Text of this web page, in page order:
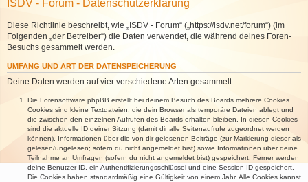
ISDV - Forum - Datenschutzerklärung
Diese Richtlinie beschreibt, wie „ISDV - Forum“ („https://isdv.net/forum“) (im
Folgenden „der Betreiber“) die Daten verwendet, die während deines Foren-
Besuchs gesammelt werden.
UMFANG UND ART DER DATENSPEICHERUNG
Deine Daten werden auf vier verschiedene Arten gesammelt:
Die Forensoftware phpBB erstellt bei deinem Besuch des Boards mehrere Cookies.
Cookies sind kleine Textdateien, die dein Browser als temporäre Dateien ablegt und
die zwischen den einzelnen Aufrufen des Boards erhalten bleiben. In diesen Cookies
sind die aktuelle ID deiner Sitzung (damit dir alle Seitenaufrufe zugeordnet werden
können), Informationen über die von dir gelesenen Beiträge (zur Markierung dieser als
gelesen/ungelesen; sofern du nicht angemeldet bist) sowie Informationen über deine
Teilnahme an Umfragen (sofern du nicht angemeldet bist) gespeichert. Ferner werden
deine Benutzer-ID, ein Authentifizierungsschlüssel und eine Session-ID gespeichert.
Die Cookies haben standardmäßig eine Gültigkeit von einem Jahr. Alle Cookies kannst